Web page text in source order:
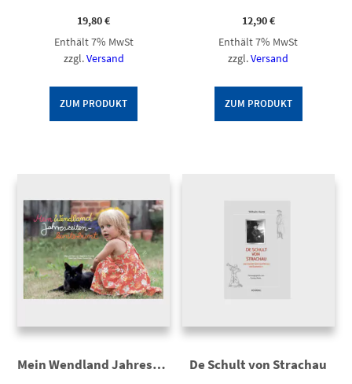
19,80€
Enthält 7% MwSt
zzgl.Versand
ZUM PRODUKT
12,90€
Enthält 7% MwSt
zzgl.Versand
ZUM PRODUKT
Mein Wendland Jahreszeiten De Schult von Strachau